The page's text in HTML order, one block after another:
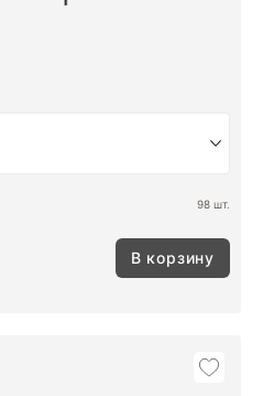
98 шт.
В корзину